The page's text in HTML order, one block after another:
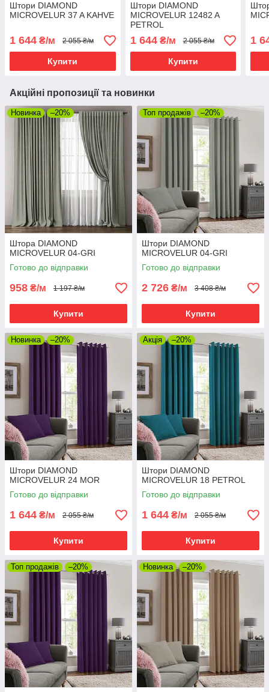
Штори DIAMOND
MICROVELUR 37 A KAHVE
1 644 ₴/м 2 055 ₴/м
Купити
Штори DIAMOND
MICROVELUR 12482 A
PETROL
1 644₴/м 2 055 ₴/м
Купити
1
Акційні пропозиції та новинки
Новинка –20%
Штора DIAMOND
MICROVELUR 04-GRI
Готово до відправки
958 ₴/м 1 197 ₴/м
Купити
Топ продажів –20%
Штори DIAMOND
MICROVELUR 04-GRI
Готово до відправки
2 726 ₴/м 3 408 ₴/м
Купити
Новинка –20%
Штори DIAMOND
MICROVELUR 24 MOR
Готово до відправки
1 644 ₴/м 2 055 ₴/м
Купити
Акція –20%
Штори DIAMOND
MICROVELUR 18 PETROL
Готово до відправки
1 644 ₴/м 2 055 ₴/м
Купити
Топ продажів –20% Новинка –20%